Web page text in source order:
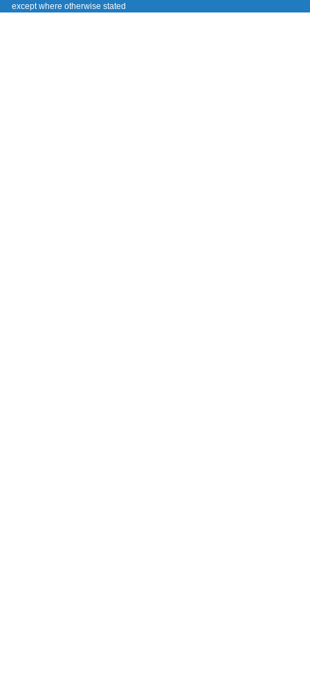
except where otherwise stated